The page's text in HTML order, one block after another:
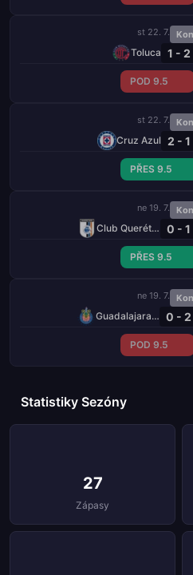
st 22. 7.
Toluca 1 - 2
POD 9.5
st 22. 7.
Cruz Azul 2 - 1
PŘES 9.5
ne 19. 7.
Club Querétaro 0 - 1
PŘES 9.5
ne 19. 7.
Guadalajara Chivas 0 - 2
POD 9.5
Statistiky Sezóny
27
Zápasy